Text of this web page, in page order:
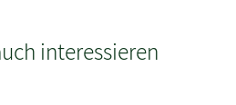
interessieren